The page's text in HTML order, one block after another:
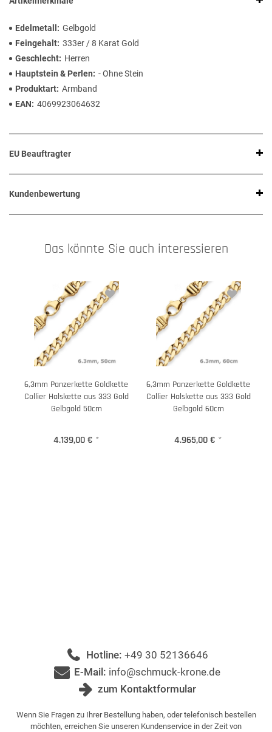
Edelmetall
Gelbgold
Feingehalt 333er / 8 Karat Gold
Geschlecht
Herren
Hauptstein & Perlen
- Ohne Stein
Produktart Armband
EAN
4069923064632
EU Beauftragter
Kundenbewertung
Das könnte Sie auch interessieren
6,3mm Panzerkette Goldkette
Collier Halskette aus 333 Gold
Gelbgold 50cm
4.139,00 € *
6,3mm Panzerkette Goldkette
Collier Halskette aus 333 Gold
Gelbgold 60cm
4.965,00 € *
Hotline: +49 30 52136646
E-Mail: info@schmuck-krone.de
zum Kontaktformular
Wenn Sie Fragen zu Ihrer Bestellung haben, oder telefonisch bestellen
möchten, erreichen Sie unseren Kundenservice in der Zeit von